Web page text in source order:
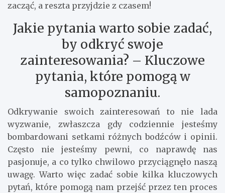
zacząć, a reszta przyjdzie z czasem!
Jakie pytania warto sobie zadać,
by odkryć swoje
zainteresowania? – Kluczowe
pytania, które pomogą w
samopoznaniu.
Odkrywanie swoich zainteresowań to nie lada
wyzwanie, zwłaszcza gdy codziennie jesteśmy
bombardowani setkami różnych bodźców i opinii.
Często nie jesteśmy pewni, co naprawdę nas
pasjonuje, a co tylko chwilowo przyciągnęło naszą
uwagę. Warto więc zadać sobie kilka kluczowych
pytań, które pomogą nam przejść przez ten proces